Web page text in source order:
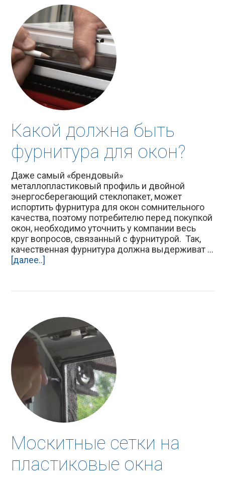
Какой должна быть
фурнитура для окон?
Даже самый «брендовый»
металлопластиковый профиль и двойной
энергосберегающий стеклопакет, может
испортить фурнитура для окон сомнительного
качества, поэтому потребителю перед покупкой
окон, необходимо уточнить у компании весь
круг вопросов, связанный с фурнитурой. Так,
качественная фурнитура должна выдерживат ...
[далее..]
Москитные сетки на
пластиковые окна